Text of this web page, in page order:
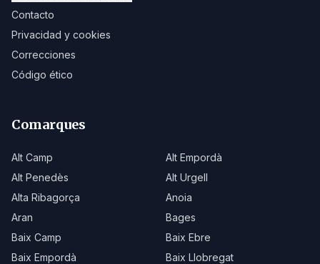
Contacto
Privacidad y cookies
Correcciones
Código ético
Comarques
Alt Camp
Alt Empordà
Alt Penedès
Alt Urgell
Alta Ribagorça
Anoia
Aran
Bages
Baix Camp
Baix Ebre
Baix Empordà
Baix Llobregat